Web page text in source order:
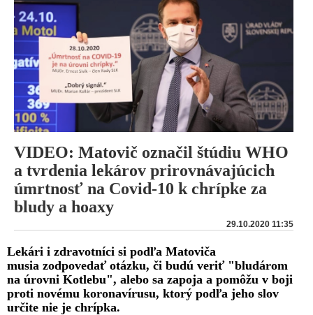
VIDEO: Matovič označil štúdiu WHO
a tvrdenia lekárov prirovnávajúcich
úmrtnosť na Covid-10 k chrípke za
bludy a hoaxy
29.10.2020 11:35
Lekári i zdravotníci si podľa Matoviča
musia zodpovedať otázku, či budú veriť "bludárom
na úrovni Kotlebu", alebo sa zapoja a pomôžu v boji
proti novému koronavírusu, ktorý podľa jeho slov
určite nie je chrípka.